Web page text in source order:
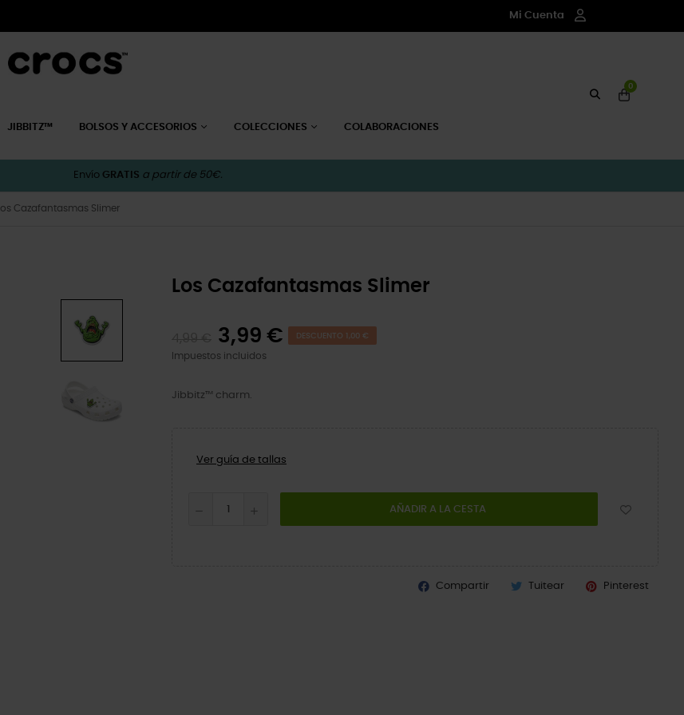
Mi Cuenta
JIBBITZ™ BOLSOS Y ACCESORIOS COLECCIONES COLABORACIONES
0
Envío GRATIS a partir de 50€.
Los Cazafantasmas Slimer
Los Cazafantasmas Slimer
3,99 € DESCUENTO 1,00 €
Impuestos incluidos
Jibbitz™ charm.
Ver guía de tallas
AÑADIR A LA CESTA
Compartir Tuitear Pinterest